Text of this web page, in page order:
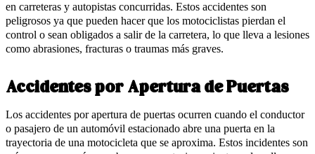
en carreteras y autopistas concurridas. Estos accidentes son
peligrosos ya que pueden hacer que los motociclistas pierdan el
control o sean obligados a salir de la carretera, lo que lleva a lesiones
como abrasiones, fracturas o traumas más graves.
Accidentes por Apertura de Puertas
Los accidentes por apertura de puertas ocurren cuando el conductor
o pasajero de un automóvil estacionado abre una puerta en la
trayectoria de una motocicleta que se aproxima. Estos incidentes son